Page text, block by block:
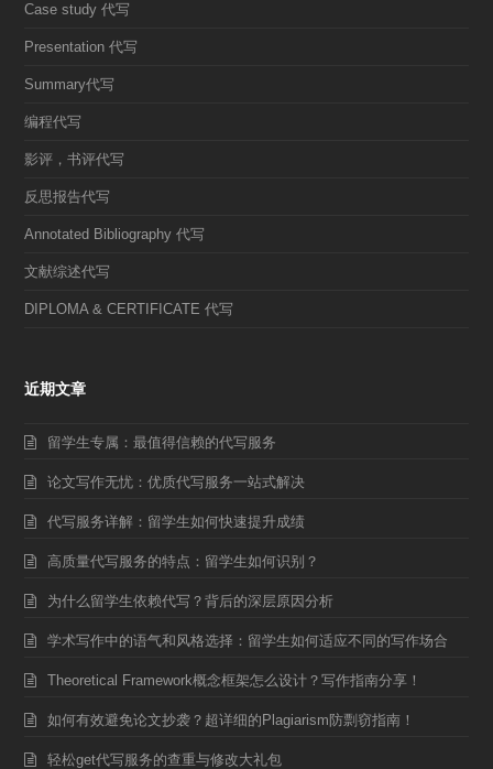
Case study 代写
Presentation 代写
Summary代写
编程代写
影评，书评代写
反思报告代写
Annotated Bibliography 代写
文献综述代写
DIPLOMA & CERTIFICATE 代写
近期文章
留学生专属：最值得信赖的代写服务
论文写作无忧：优质代写服务一站式解决
代写服务详解：留学生如何快速提升成绩
高质量代写服务的特点：留学生如何识别？
为什么留学生依赖代写？背后的深层原因分析
学术写作中的语气和风格选择：留学生如何适应不同的写作场合
Theoretical Framework概念框架怎么设计？写作指南分享！
如何有效避免论文抄袭？超详细的Plagiarism防剽窃指南！
轻松get代写服务的查重与修改大礼包